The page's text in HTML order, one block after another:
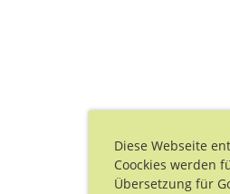
Diese Webseite
Coockies werden
Übersetzung für